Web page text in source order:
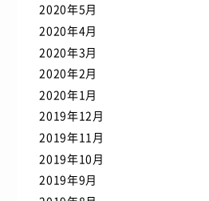
2020年5月
2020年4月
2020年3月
2020年2月
2020年1月
2019年12月
2019年11月
2019年10月
2019年9月